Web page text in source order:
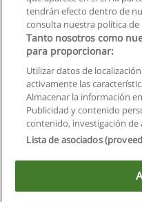
Copyright © Educaedu
Este
tendrán efecto dentro de
consulta nuestra política de
Tanto nosotros como
para proporcionar:
Utilizar datos de
activamente las
Almacenar la información
Publicidad y contenido
contenido, investigación de
Lista de asociados